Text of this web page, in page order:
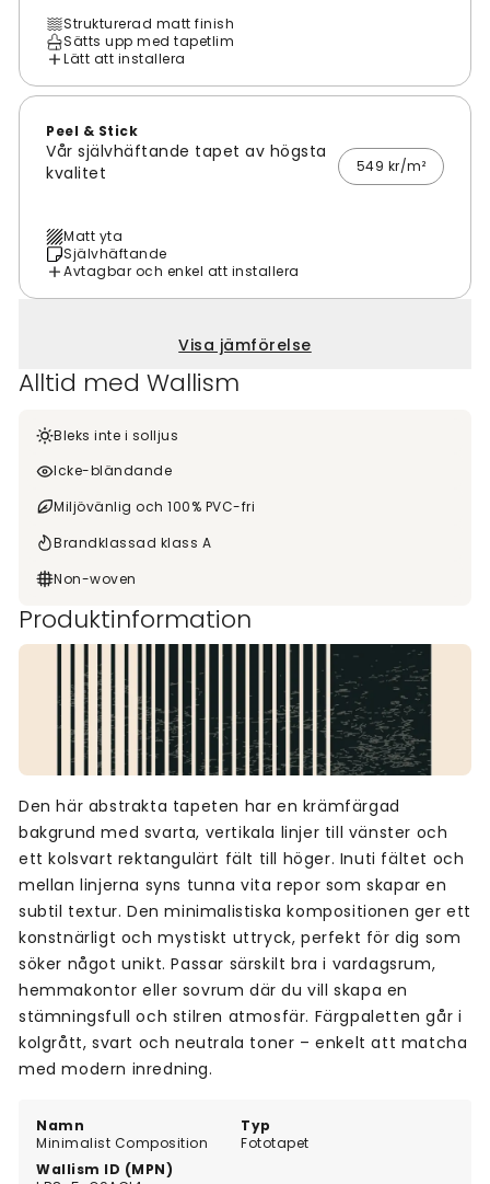
Strukturerad matt finish
Sätts upp med tapetlim
Lätt att installera
Peel & Stick
Vår självhäftande tapet av högsta
kvalitet
549 kr/m²
Matt yta
Självhäftande
Avtagbar och enkel att installera
Visa jämförelse
Alltid med Wallism
Bleks inte i solljus
Icke-bländande
Miljövänlig och 100% PVC-fri
Brandklassad klass A
Non-woven
Produktinformation
Namn
Minimalist Composition
Typ
Fototapet
Wallism ID (MPN)
Den här abstrakta tapeten har en krämfärgad
bakgrund med svarta, vertikala linjer till vänster och
ett kolsvart rektangulärt fält till höger. Inuti fältet och
mellan linjerna syns tunna vita repor som skapar en
subtil textur. Den minimalistiska kompositionen ger ett
konstnärligt och mystiskt uttryck, perfekt för dig som
söker något unikt. Passar särskilt bra i vardagsrum,
hemmakontor eller sovrum där du vill skapa en
stämningsfull och stilren atmosfär. Färgpaletten går i
kolgrått, svart och neutrala toner – enkelt att matcha
med modern inredning.